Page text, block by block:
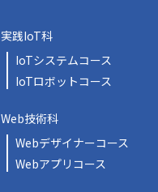
実践IoT科
IoTシステムコース
IoTロボットコース
Web技術科
Webデザイナーコース
Webアプリコース